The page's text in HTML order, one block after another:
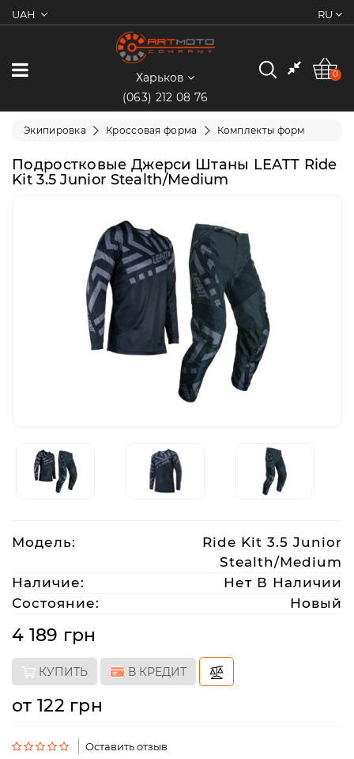
UAH RU
0
Категории
Мотоциклы
Электротранспорт
Экипировка
Харьков
(063)
08
artmoto.info@gmail.com
Режим
работы:
Пн-
09:00
Харьков
(063) 212 08 76
0
Экипировка Кроссовая форма Комплекты форм
Подростковые Джерси Штаны LEATT Ride
Kit 3.5 Junior Stealth/Medium
Модель:
Ride Kit 3.5 Junior
Stealth/Medium
Наличие:
Нет В Наличии
Состояние:
Новый
4 189 грн
КУПИТЬ В КРЕДИТ
от 122 грн
Оставить отзыв